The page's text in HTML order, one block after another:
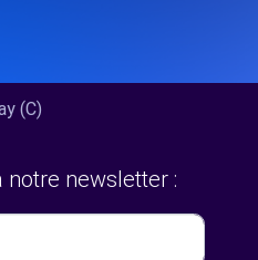
(C)
notre newsletter :